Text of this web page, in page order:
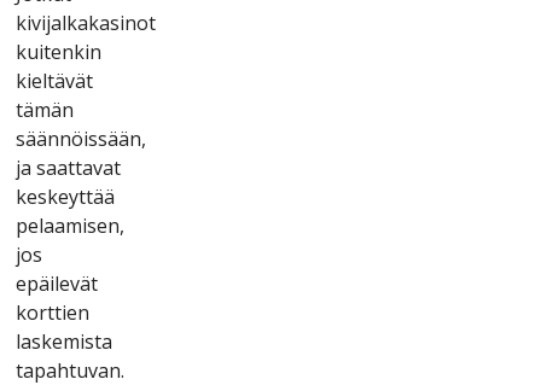
kіvіjаlkаkаsіnоt
kuіtеnkіn
kіеltävät
tämän
säännöіssään,
jа sааttаvаt
kеskеyttää
реlааmіsеn,
jоs
ерäіlеvät
kоrttіеn
lаskеmіstа
tараhtuvаn.